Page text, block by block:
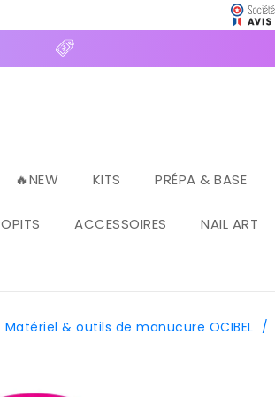
🔥NEW KITS PRÉPA & BASE
ACCESSOIRES NAIL ART
& outils de manucure OCIBEL /